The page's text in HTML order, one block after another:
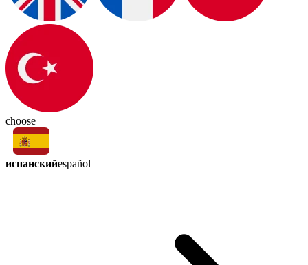
choose
испанскийespañol